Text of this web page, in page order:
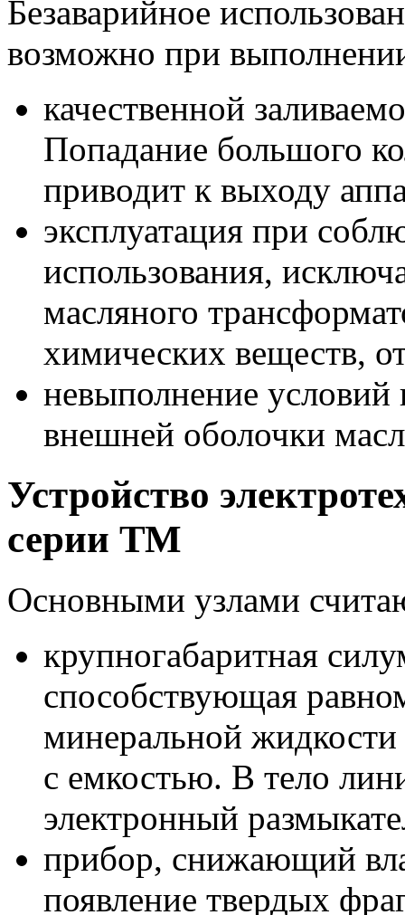
Безаварийное
возможно при
качественной
Попадание большого
приводит к выходу
эксплуатация при
использования,
масляного
химических веществ,
невыполнение
внешней оболочки
Устройство
серии ТМ
Основными узлами
крупногабаритная
способствующая
минеральной
с емкостью. В тело
электронный
прибор, снижающий
появление твердых